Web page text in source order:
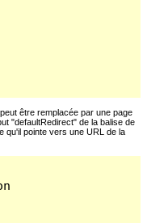
être remplacée par une page
"defaultRedirect" de la balise de
qu'il pointe vers une URL de la